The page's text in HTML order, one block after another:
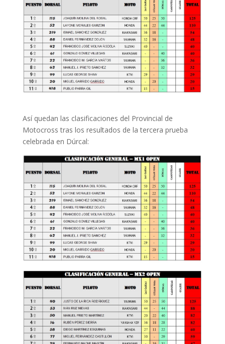
Así quedan las clasificaciones del Provincial de
Motocross tras los resultados de la tercera prueba
celebrada en Dúrcal: